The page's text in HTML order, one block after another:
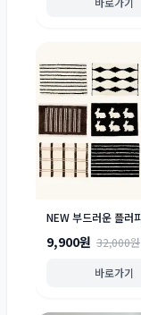
9,900원 32,000원
바로가기